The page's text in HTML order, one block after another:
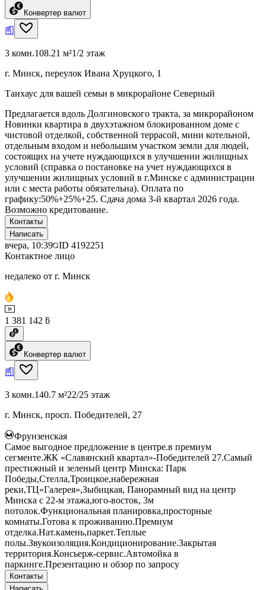
Конвертер валют
3 комн.108.21 м²1/2 этаж
г. Минск, переулок Ивана Хруцкого, 1
Танхаус для вашей семьи в микрорайоне Северный
Предлагается вдоль Долгиновского тракта, за микрорайоном
Новинки квартира в двухэтажном блокированном доме с
чистовой отделкой, собственной террасой, мини котельной,
отдельным входом и небольшим участком земли для людей,
состоящих на учете нуждающихся в улучшении жилищных
условий (справка о постановке на учет нуждающихся в
улучшении жилищных условий в г.Минске с администрации
или с места работы обязательна). Оплата по
графику:50%+25%+25. Сдача дома 3-й квартал 2026 года.
Возможно кредитование.
Контакты
Написать
вчера, 10:39 ID 4192251
Контактное лицо
недалеко от г. Минск
1 381 142 ƃ
Конвертер валют
3 комн.140.7 м²22/25 этаж
г. Минск, просп. Победителей, 27
Фрунзенская
Самое выгодное предложение в центре.в премиум
сегменте.ЖК «Славянский квартал»-Победителей 27.Самый
престижный и зеленый центр Минска: Парк
Победы,Стелла,Троицкое,набережная
реки,ТЦ«Галерея»,Зыбицкая, Панорамный вид на центр
Минска с 22-м этажа,юго-восток, 3м
потолок.Функциональная планировка,просторные
комнаты.Готова к проживанию.Премиум
отделка.Нат.камень,паркет.Теплые
полы.Звукоизоляция.Кондиционирование.Закрытая
территория.Консьерж-сервис.Автомойка в
паркинге.Презентацию и обзор по запросу
Контакты
Написать